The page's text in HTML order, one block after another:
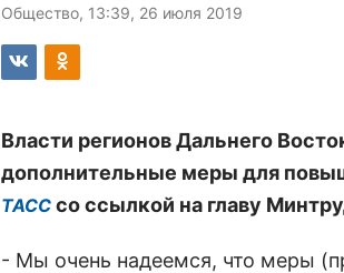
Общество, 13:39, 26 июля 2019
Власти регионов Дальнего
дополнительные меры для
ТАСС со ссылкой на главу
- Мы очень надеемся, что меры